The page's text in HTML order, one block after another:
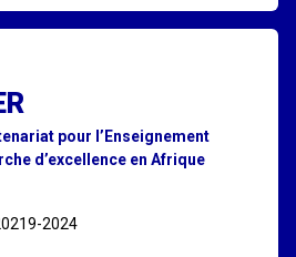
pour l’Enseignement
d’excellence en Afrique
2024